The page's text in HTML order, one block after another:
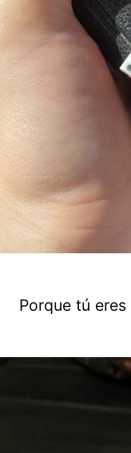
Porque tú